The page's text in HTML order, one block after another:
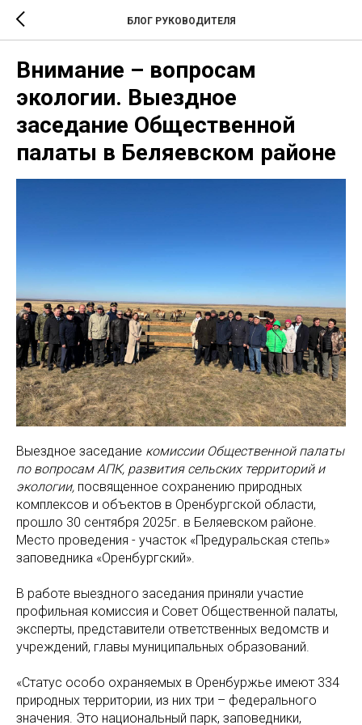
БЛОГ РУКОВОДИТЕЛЯ
Внимание – вопросам
экологии. Выездное
заседание Общественной
палаты в Беляевском районе
Выездное заседание комиссии Общественной палаты
по вопросам АПК, развития сельских территорий и
экологии, посвященное сохранению природных
комплексов и объектов в Оренбургской области,
прошло 30 сентября 2025г. в Беляевском районе.
Место проведения - участок «Предуральская степь»
заповедника «Оренбургский».
В работе выездного заседания приняли участие
профильная комиссия и Совет Общественной палаты,
эксперты, представители ответственных ведомств и
учреждений, главы муниципальных образований.
«Статус особо охраняемых в Оренбуржье имеют 334
природных территории, из них три – федерального
значения. Это национальный парк, заповедники,